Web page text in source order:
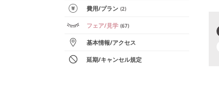
費用/プラン (2)
フェア/見学 (67)
基本情報/アクセス
延期/キャンセル規定